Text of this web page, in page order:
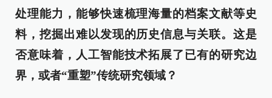
处理能力，能够快速梳理海量的档案文献等史
料，挖掘出难以发现的历史信息与关联。这是
否意味着，人工智能技术拓展了已有的研究边
界，或者“重塑”传统研究领域？